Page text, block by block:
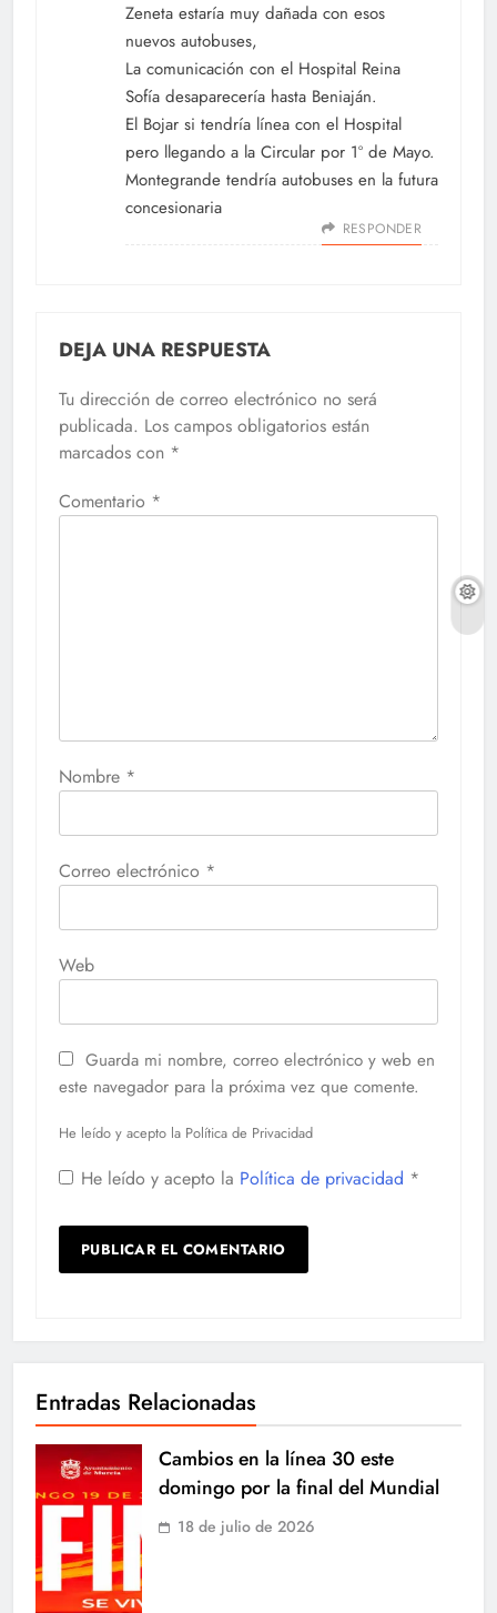
Zeneta estaría muy dañada con esos
nuevos autobuses,
La comunicación con el Hospital Reina
Sofía desaparecería hasta Beniaján.
El Bojar si tendría línea con el Hospital
pero llegando a la Circular por 1º de Mayo.
Montegrande tendría autobuses en la futura
concesionaria
RESPONDER
DEJA UNA RESPUESTA
Tu dirección de correo electrónico no será
publicada. Los campos obligatorios están
marcados con *
Comentario *
Nombre *
Correo electrónico *
Web
Guarda mi nombre, correo electrónico y web en
este navegador para la próxima vez que comente.
He leído y acepto la Política de Privacidad
He leído y acepto la Política de privacidad *
Entradas Relacionadas
Cambios en la línea 30 este
domingo por la final del Mundial
18 de julio de 2026